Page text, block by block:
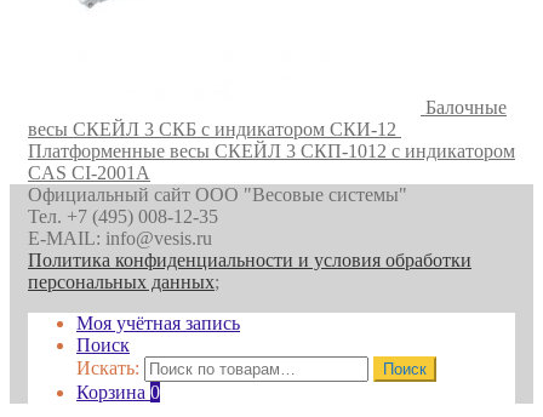
Балочные
весы СКЕЙЛ 3 СКБ с индикатором СКИ-12
Платформенные весы СКЕЙЛ 3 СКП-1012 с индикатором
CAS CI-2001A
Официальный сайт ООО "Весовые системы"
Тел. +7 (495) 008-12-35
E-MAIL: info@vesis.ru
Политика конфиденциальности и условия обработки
персональных данных;
Моя учётная запись
Поиск
Искать:
Поиск
Корзина 0